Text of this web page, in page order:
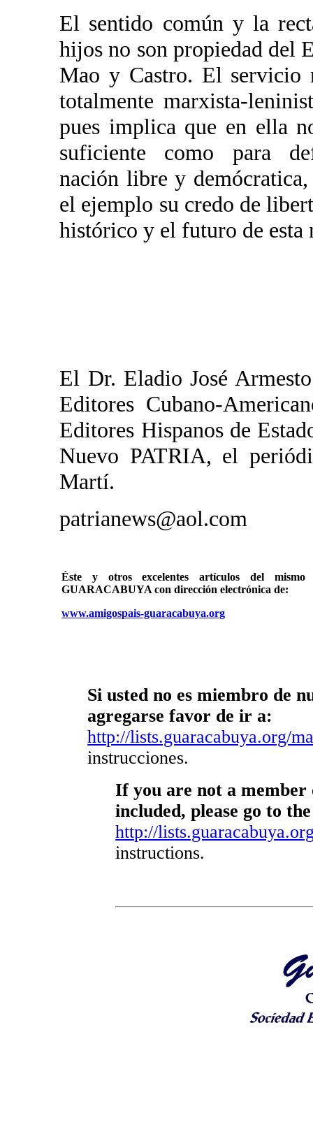
El sentido común y la
hijos no son propiedad del
Mao y Castro. El servicio
totalmente marxista-
pues implica que en ella
suficiente como para
nación libre y
el ejemplo su credo de
histórico y el futuro de esta
El Dr. Eladio José
Editores Cubano-
Editores Hispanos de
Nuevo PATRIA, el
Martí.
patrianews@aol.com
Éste y otros excelentes artículos del
GUARACABUYA con dirección electrónica de:
www.amigospais-guaracabuya.org
Si usted no es miembro de
agregarse favor de ir a:
http://lists.guaracabuya.org/
instrucciones.
If you are not a
included, please go to
http://
instructions.